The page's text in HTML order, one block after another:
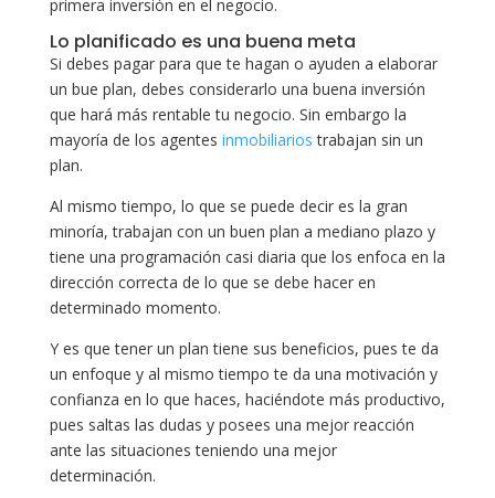
primera inversión en el negocio.
Lo planificado es una buena meta
Si debes pagar para que te hagan o ayuden a elaborar
un bue plan, debes considerarlo una buena inversión
que hará más rentable tu negocio. Sin embargo la
mayoría de los agentes inmobiliarios trabajan sin un
plan.
Al mismo tiempo, lo que se puede decir es la gran
minoría, trabajan con un buen plan a mediano plazo y
tiene una programación casi diaria que los enfoca en la
dirección correcta de lo que se debe hacer en
determinado momento.
Y es que tener un plan tiene sus beneficios, pues te da
un enfoque y al mismo tiempo te da una motivación y
confianza en lo que haces, haciéndote más productivo,
pues saltas las dudas y posees una mejor reacción
ante las situaciones teniendo una mejor
determinación.